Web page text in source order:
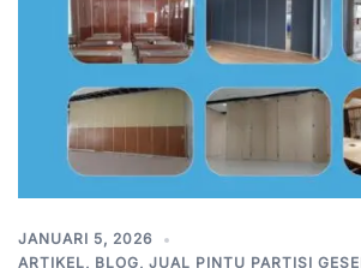
JANUARI 5, 2026
ARTIKEL, BLOG, JUAL PINTU PARTISI